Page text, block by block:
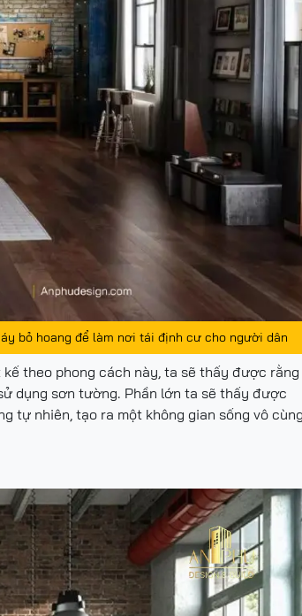
bỏ hoang để làm nơi tái định cư cho người dân
theo phong cách này, ta sẽ thấy được rằng
dụng sơn tường. Phần lớn ta sẽ thấy được
tự nhiên, tạo ra một không gian sống vô cùng